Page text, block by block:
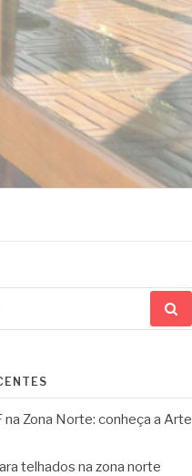
na Zona Norte: conheça a Arte
telhados na zona norte